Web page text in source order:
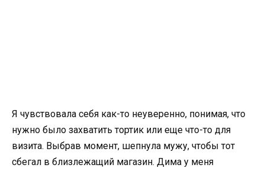
Я чувствовала себя как-то неуверенно, понимая, что
нужно было захватить тортик или еще что-то для
визита. Выбрав момент, шепнула мужу, чтобы тот
сбегал в близлежащий магазин. Дима у меня